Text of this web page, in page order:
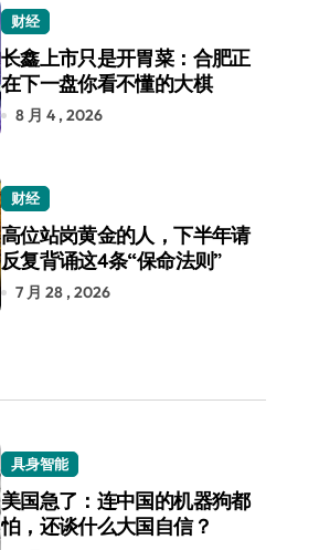
财经
长鑫上市只是开胃菜：合肥正
在下一盘你看不懂的大棋
8 月 4 , 2026
财经
高位站岗黄金的人，下半年请
反复背诵这4条“保命法则”
7 月 28 , 2026
具身智能
美国急了：连中国的机器狗都
怕，还谈什么大国自信？